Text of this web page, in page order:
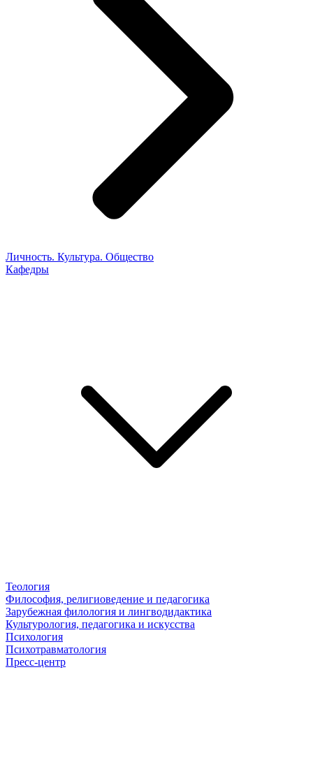
Личность. Культура. Общество
Кафедры
Теология
Философия, религиоведение и педагогика
Зарубежная филология и лингводидактика
Культурология, педагогика и искусства
Психология
Психотравматология
Пресс-центр